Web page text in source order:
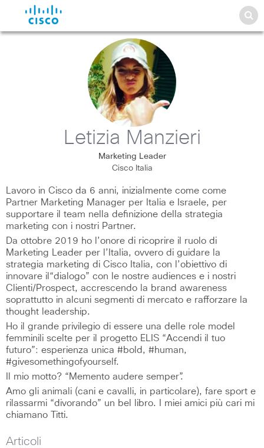
Letizia Manzieri
Marketing Leader
Cisco Italia
Lavoro in Cisco da 6 anni, inizialmente come come
Partner Marketing Manager per Italia e Israele, per
supportare il team nella definizione della strategia
marketing con i nostri Partner.
Da ottobre 2019 ho l’onore di ricoprire il ruolo di
Marketing Leader per l’Italia, ovvero di guidare la
strategia marketing di Cisco Italia, con l’obiettivo di
innovare il“dialogo” con le nostre audiences e i nostri
Clienti/Prospect, accrescendo la brand awareness
soprattutto in alcuni segmenti di mercato e rafforzare la
thought leadership.
Ho il grande privilegio di essere una delle role model
femminili scelte per il progetto ELIS “Accendi il tuo
futuro”: esperienza unica #bold, #human,
#givesomethingofyourself.
Il mio motto? “Memento audere semper”.
Amo gli animali (cani e cavalli, in particolare), fare sport e
rilassarmi “divorando” un bel libro. I miei amici più cari mi
chiamano Titti.
Articoli